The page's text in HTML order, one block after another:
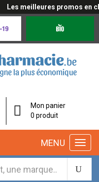
Les meilleures promos en
Mon panier
0 produit
MENU